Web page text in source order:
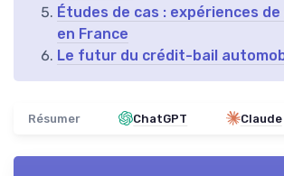
Études de cas : expériences
en France
Le futur du crédit-bail
Résumer ChatGPT Claude